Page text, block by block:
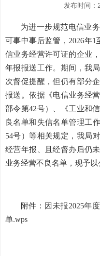
发布时间：
为进一步规范电信业
可事中事后监管，2026年
信业务经营许可证的企业
年报报送工作。期间，我
次督促提醒，但仍有部分
报送。依据《电信业务经
部令第42号）、《工业和
良名单和失信名单管理工
54号）等相关规定，我局
经营年报、且经督办后仍
业务经营不良名单，现予以
附件： 因未报2025年
单.wps